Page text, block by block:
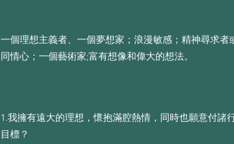
一個理想主義者、一個夢想家；浪漫敏感；精神尋求者
同情心；一個藝術家;富有想像和偉大的想法。
1.我擁有遠⼤的理想，懷抱滿腔熱情，同時也願意付諸
⽬標？